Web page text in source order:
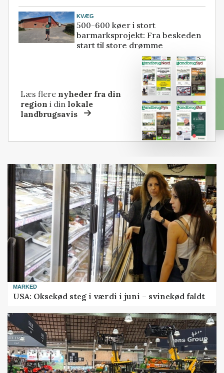
KVÆG
500-600 køer i stort
barmarksprojekt: Fra beskeden
start til store drømme
Læs flere nyheder fra din
region i dinlokale
landbrugsavis
MARKED
USA: Oksekød steg i værdi i juni – svinekød faldt